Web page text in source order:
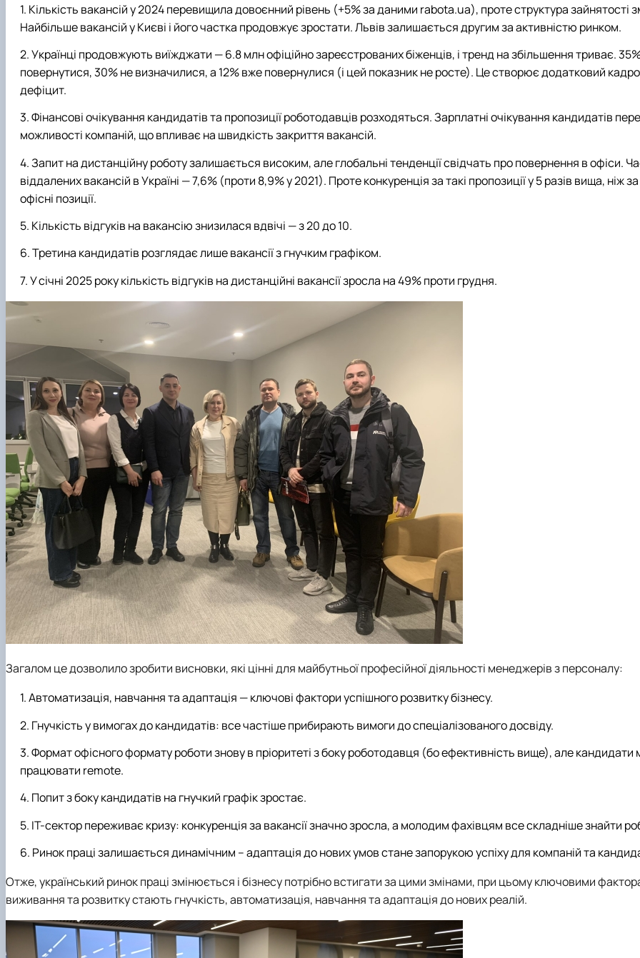
Кількість вакансій у 2024 перевищила довоєнний рівень (+5% за даними rabota.ua), проте структура зайнятості
Найбільше вакансій у Києві і його частка продовжує зростати. Львів залишається другим за активністю ринком.
Українці продовжують виїжджати — 6.8 млн офіційно зареєстрованих біженців, і тренд на збільшення триває.
повернутися, 30% не визначилися, а 12% вже повернулися (і цей показник не росте). Це створює додатковий
дефіцит.
Фінансові очікування кандидатів та пропозиції роботодавців розходяться. Зарплатні очікування кандидатів
можливості компаній, що впливає на швидкість закриття вакансій.
Запит на дистанційну роботу залишається високим, але глобальні тенденції свідчать про повернення в офіси.
віддалених вакансій в Україні — 7,6% (проти 8,9% у 2021). Проте конкуренція за такі пропозиції у 5 разів вища, ніж
офісні позиції.
Кількість відгуків на вакансію знизилася вдвічі — з 20 до 10.
Третина кандидатів розглядає лише вакансії з гнучким графіком.
У січні 2025 року кількість відгуків на дистанційні вакансії зросла на 49% проти грудня.
Загалом це дозволило зробити висновки, які цінні для майбутньої професійної діяльності менеджерів з персоналу:
Автоматизація, навчання та адаптація — ключові фактори успішного розвитку бізнесу.
Гнучкість у вимогах до кандидатів: все частіше прибирають вимоги до спеціалізованого досвіду.
Формат офісного формату роботи знову в пріоритеті з боку роботодавця (бо ефективність вище), але кандидати
працювати remote.
Попит з боку кандидатів на гнучкий графік зростає.
IT-сектор переживає кризу: конкуренція за вакансії значно зросла, а молодим фахівцям все складніше знайти
Ринок праці залишається динамічним – адаптація до нових умов стане запорукою успіху для компаній та
Отже, український ринок праці змінюється і бізнесу потрібно встигати за цими змінами, при цьому ключовими
виживання та розвитку стають гнучкість, автоматизація, навчання та адаптація до нових реалій.